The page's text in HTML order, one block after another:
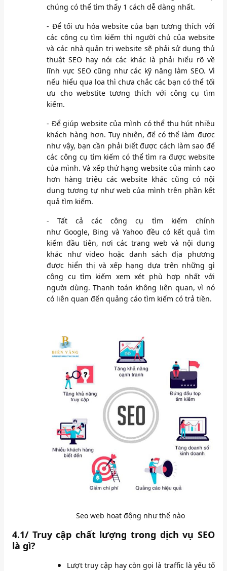
chúng có thể tìm thấy 1 cách dễ dàng nhất.
- Để tối ưu hóa website của bạn tương thích với
các công cụ tìm kiếm thì người chủ của website
và các nhà quản trị website sẽ phải sử dụng thủ
thuật SEO hay nói các khác là phải hiểu rõ về
lĩnh vực SEO cũng như các kỹ năng làm SEO. Vì
nếu hiểu qua loa thì chưa chắc các bạn có thể tối
ưu cho webstite tương thích với công cụ tìm
kiếm.
- Để giúp website của mình có thể thu hút nhiều
khách hàng hơn. Tuy nhiên, để có thể làm được
như vậy, bạn cần phải biết được cách làm sao để
các công cụ tìm kiếm có thể tìm ra được website
của mình. Và xếp thứ hạng website của mình cao
hơn hàng triệu các website khác cũng có nội
dung tương tự như web của mình trên phần kết
quả tìm kiếm.
- Tất cả các công cụ tìm kiếm chính
như Google, Bing và Yahoo đều có kết quả tìm
kiếm đầu tiên, nơi các trang web và nội dung
khác như video hoặc danh sách địa phương
được hiển thị và xếp hạng dựa trên những gì
công cụ tìm kiếm xem xét phù hợp nhất với
người dùng. Thanh toán không liên quan, vì nó
có liên quan đến quảng cáo tìm kiếm có trả tiền.
Seo web hoạt động như thế nào
4.1/ Truy cập chất lượng trong dịch vụ SEO
là gì?
Lượt truy cập hay còn gọi là traffic là yếu tố